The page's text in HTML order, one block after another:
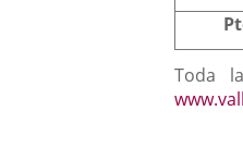
Toda